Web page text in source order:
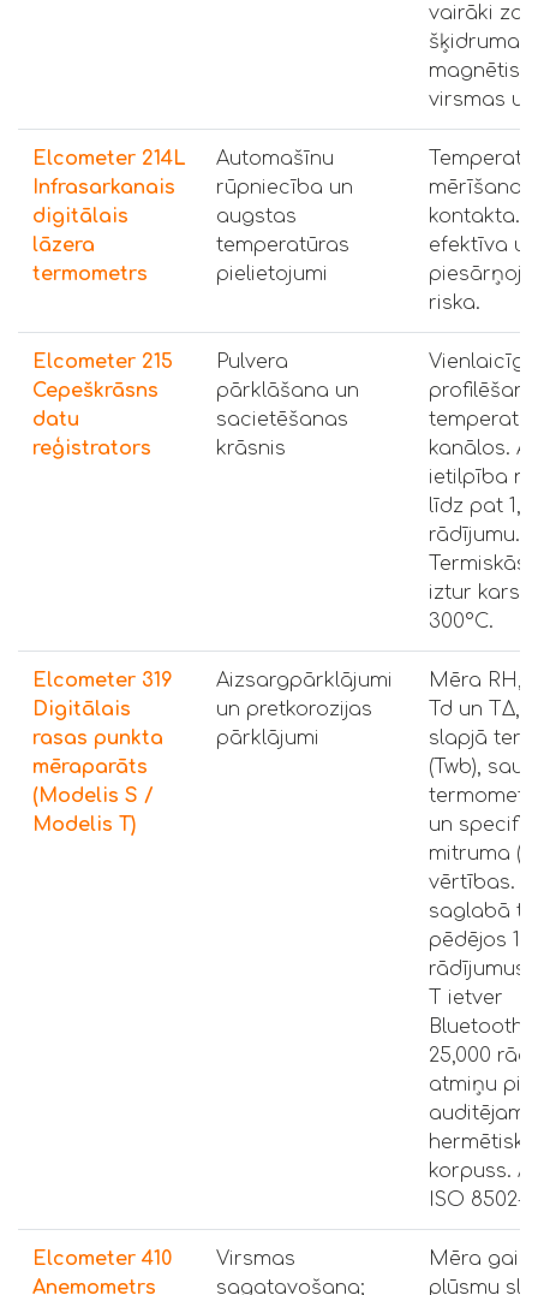
vairāki
šķidruma,
virsmas
Elcometer 214L
Infrasarkanais
digitālais
lāzera
termometrs
Automašīnu
rūpniecība un
augstas
temperatūras
pielietojumi
mērīšana
kontakta.
efektīva
riska.
Elcometer 215
Cepeškrāsns
datu
reģistrators
Pulvera
pārklāšana un
sacietēšanas
krāsnis
kanālos.
ietilpība
līdz pat
rādījumu.
Termiskās
iztur
300°C.
Elcometer 319
Digitālais
rasas punkta
mēraparāts
(Modelis S /
Modelis T)
Aizsargpārklājumi
un pretkorozijas
pārklājumi
Mēra RH,
Td un TΔ,
slapjā
(Twb),
un
mitruma
vērtības.
saglabā
pēdējos 10
T ietver
Bluetooth/
25,000
atmiņu
hermētisks
korpuss.
ISO 8502-
Elcometer 410
Anemometrs
Virsmas
sagatavošana;
Mēra
plūsmu